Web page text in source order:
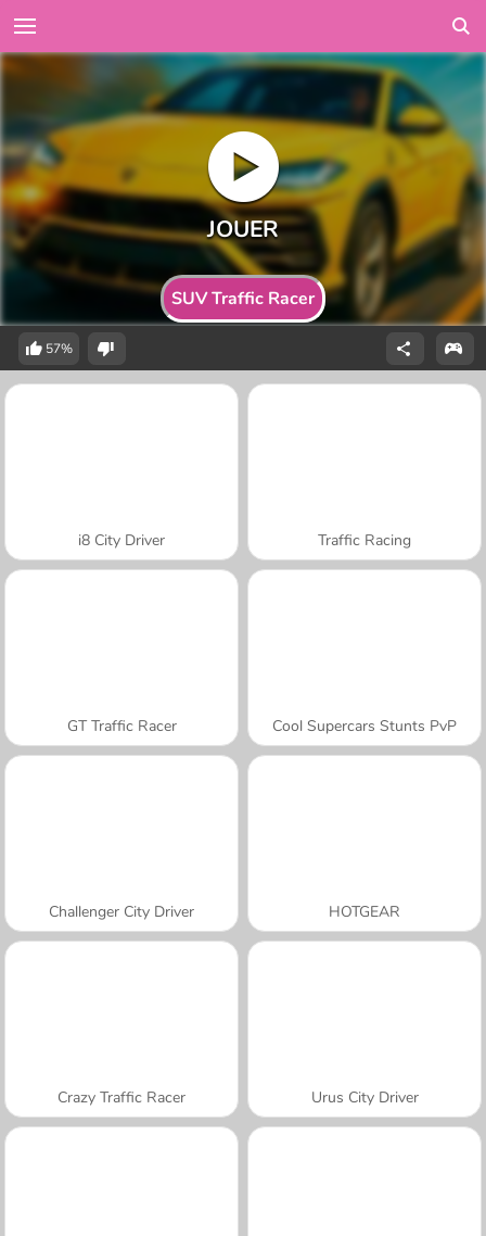
SUV Traffic Racer
57%
i8 City Driver Traffic Racing
GT Traffic Racer Cool Supercars Stunts PvP
Challenger City Driver HOTGEAR
Crazy Traffic Racer Urus City Driver